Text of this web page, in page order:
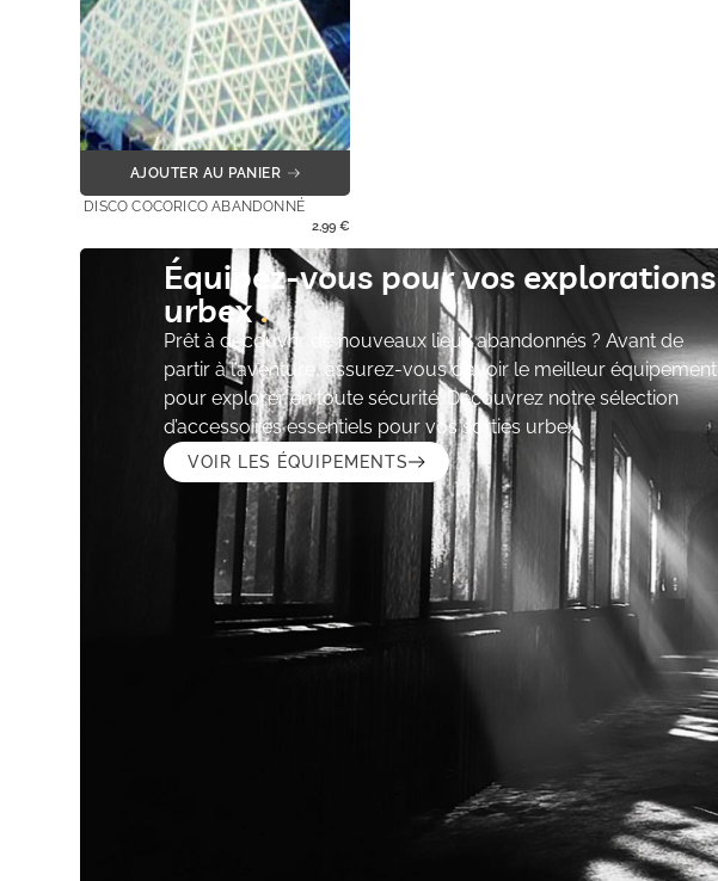
AJOUTER AU PANIER
DISCO COCORICO ABANDONNÉ
2,99€
Équipez-vous pour vos explorations
urbex
Prêt à découvrir de nouveaux lieux abandonnés ? Avant de
partir à l’aventure, assurez-vous d’avoir le meilleur équipement
pour explorer en toute sécurité. Découvrez notre sélection
d’accessoires essentiels pour vos sorties urbex.
VOIR LES ÉQUIPEMENTS